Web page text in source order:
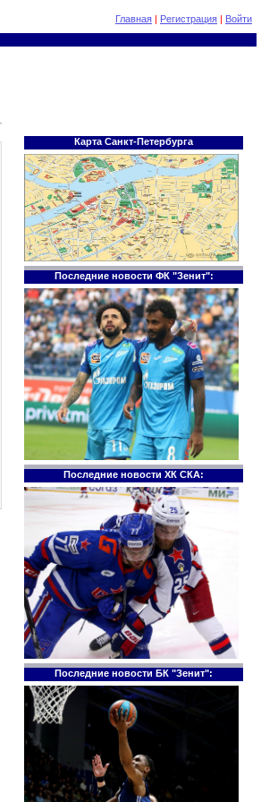
Главная | Регистрация | Войти
Карта Санкт-Петербурга
Последние новости ФК "Зенит":
Последние новости ХК СКА:
Последние новости БК "Зенит":